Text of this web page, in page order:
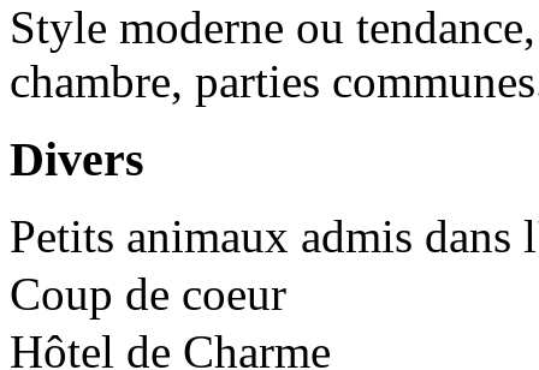
Style moderne ou
chambre, parties
Divers
Petits animaux admis dans
Coup de coeur
Hôtel de Charme